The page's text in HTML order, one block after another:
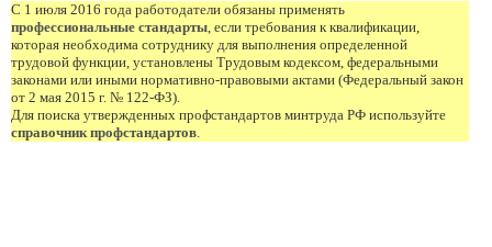
С 1 июля 2016 года работодатели обязаны применять
профессиональные стандарты, если требования к квалификации,
которая необходима сотруднику для выполнения определенной
трудовой функции, установлены Трудовым кодексом, федеральными
законами или иными нормативно-правовыми актами (Федеральный закон
от 2 мая 2015 г. № 122-ФЗ).
Для поиска утвержденных профстандартов минтруда РФ используйте
справочник профстандартов.